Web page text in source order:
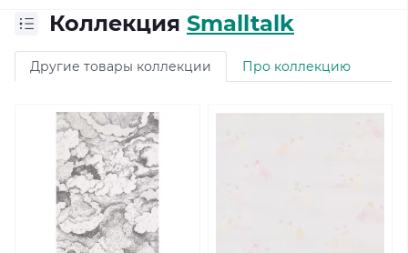
Коллекция Smalltalk
Другие товары коллекции Про коллекцию